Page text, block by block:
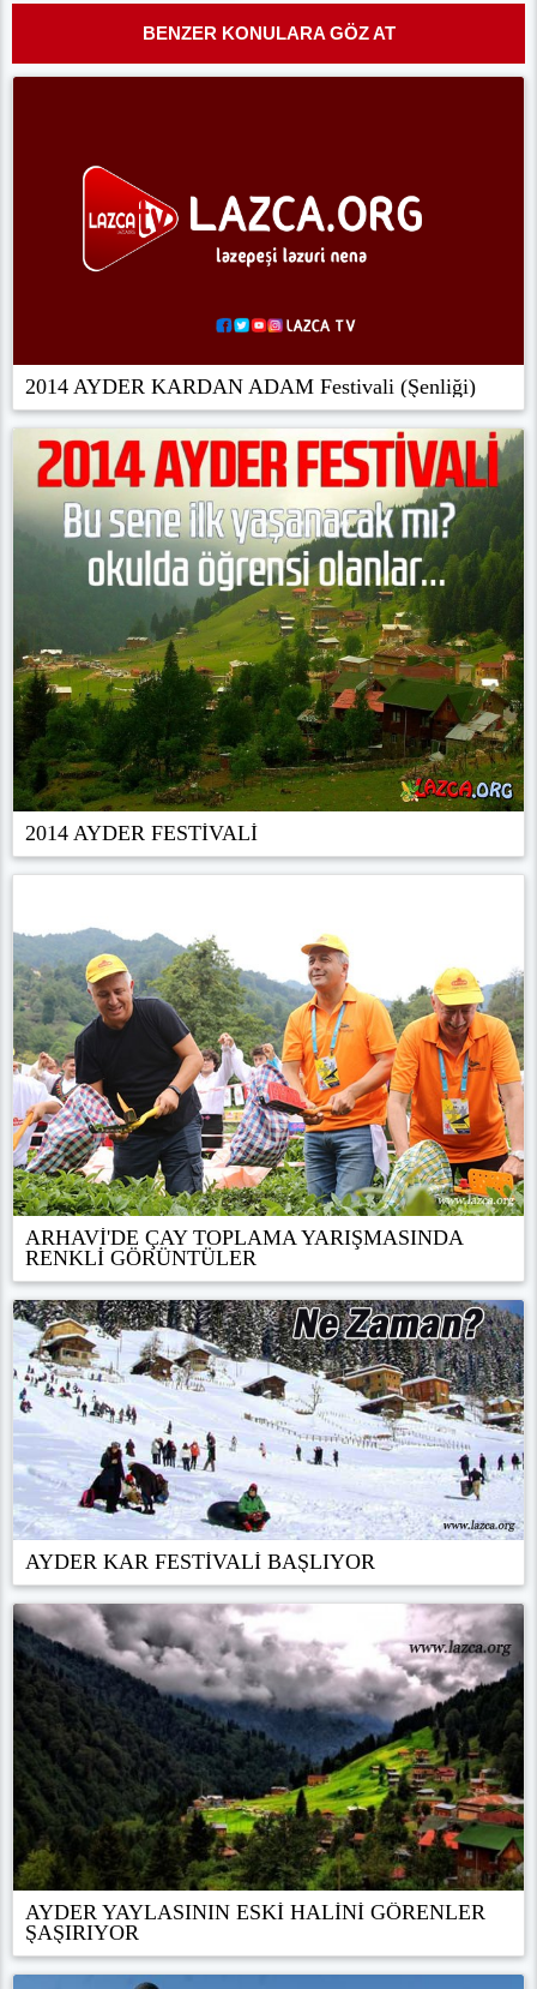
BENZER KONULARA GÖZ AT
2014 AYDER KARDAN ADAM Festivali (Şenliği)
2014 AYDER FESTİVALİ
ARHAVİ'DE ÇAY TOPLAMA YARIŞMASINDA
RENKLİ GÖRÜNTÜLER
AYDER KAR FESTİVALİ BAŞLIYOR
AYDER YAYLASININ ESKİ HALİNİ GÖRENLER
ŞAŞIRIYOR